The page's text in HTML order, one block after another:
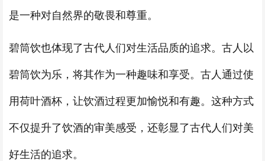
是一种对自然界的敬畏和尊重。
碧筒饮也体现了古代人们对生活品质的追求。古人以
碧筒饮为乐，将其作为一种趣味和享受。古人通过使
用荷叶酒杯，让饮酒过程更加愉悦和有趣。这种方式
不仅提升了饮酒的审美感受，还彰显了古代人们对美
好生活的追求。